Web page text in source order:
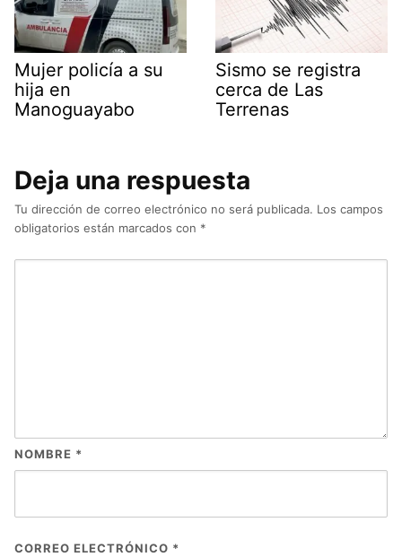
Mujer policía a su
hija en
Manoguayabo
Sismo se registra
cerca de Las
Terrenas
Deja una respuesta
Tu dirección de correo electrónico no será publicada. Los campos
obligatorios están marcados con *
NOMBRE *
CORREO ELECTRÓNICO *